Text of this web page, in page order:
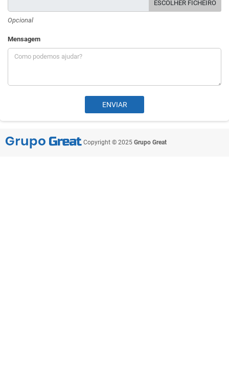
ESCOLHER FICHEIRO
Opcional
Mensagem
Copyright © 2025 Grupo Great